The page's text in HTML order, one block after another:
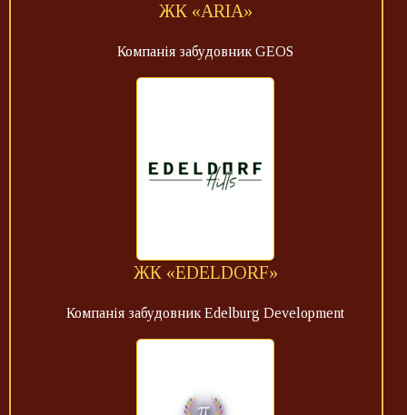
ЖК «ARIA»
Компанія забудовник GEOS
ЖК «EDELDORF»
Компанія забудовник Edelburg Development